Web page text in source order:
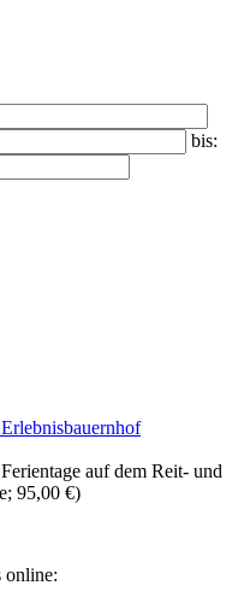
bis:
auf dem Reit- und
95,00 €)
online: